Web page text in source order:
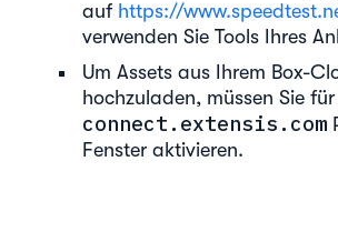
auf https://
verwenden Sie Tools Ihres
Um Assets aus Ihrem Box-
hochzuladen, müssen Sie
connect.extensis.com
Fenster aktivieren.